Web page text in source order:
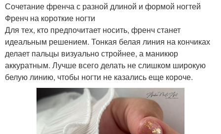
Сочетание френча с разной длиной и формой ногтей
Френч на короткие ногти
Для тех, кто предпочитает носить, френч станет
идеальным решением. Тонкая белая линия на кончиках
делает пальцы визуально стройнее, а маникюр
аккуратным. Лучше всего делать не слишком широкую
белую линию, чтобы ногти не казались еще короче.